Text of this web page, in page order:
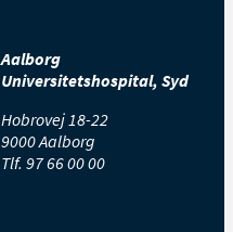
Aalborg
Universitetshospital, Syd
Hobrovej 18-22
9000 Aalborg
Tlf. 97 66 00 00